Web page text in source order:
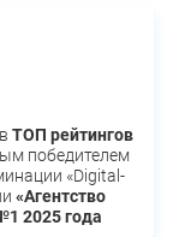
ТОП рейтингов
победителем
«Digital-
«Агентство
2025 года